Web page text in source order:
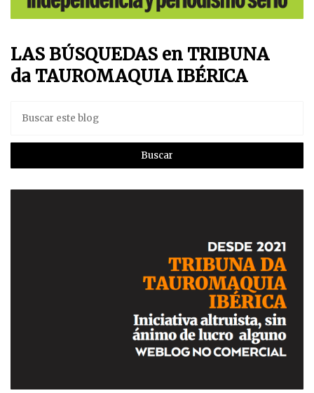
LAS BÚSQUEDAS en TRIBUNA
da TAUROMAQUIA IBÉRICA